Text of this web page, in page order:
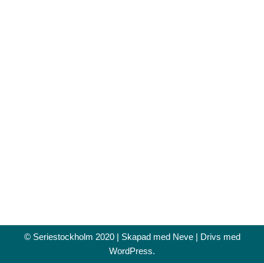
© Seriestockholm 2020 | Skapad med Neve| Drivs med
WordPress.